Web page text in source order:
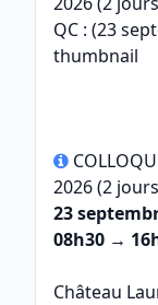
2026 (2
23
08h30 →
Château